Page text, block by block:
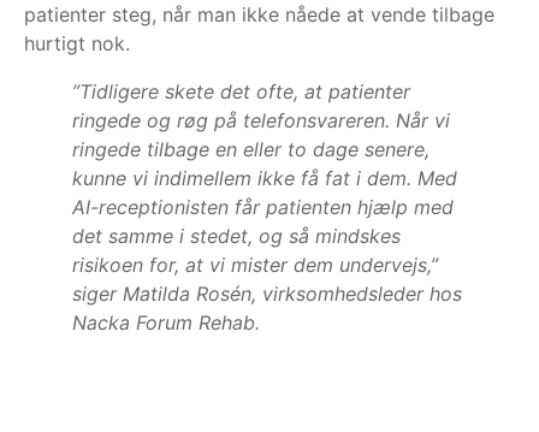
patienter steg, når man ikke nåede at vende tilbage
hurtigt nok.
”Tidligere skete det ofte, at patienter
ringede og røg på telefonsvareren. Når vi
ringede tilbage en eller to dage senere,
kunne vi indimellem ikke få fat i dem. Med
AI-receptionisten får patienten hjælp med
det samme i stedet, og så mindskes
risikoen for, at vi mister dem undervejs,”
siger Matilda Rosén, virksomhedsleder hos
Nacka Forum Rehab.